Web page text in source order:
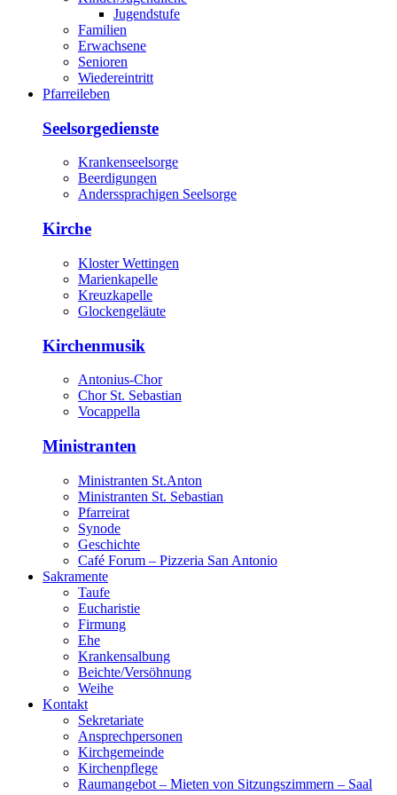
Jugendstufe
Familien
Erwachsene
Senioren
Wiedereintritt
Pfarreileben
Seelsorgedienste
Krankenseelsorge
Beerdigungen
Anderssprachigen Seelsorge
Kirche
Kloster Wettingen
Marienkapelle
Kreuzkapelle
Glockengeläute
Kirchenmusik
Antonius-Chor
Chor St. Sebastian
Vocappella
Ministranten
Ministranten St.Anton
Ministranten St. Sebastian
Pfarreirat
Synode
Geschichte
Café Forum – Pizzeria San Antonio
Sakramente
Taufe
Eucharistie
Firmung
Ehe
Krankensalbung
Beichte/Versöhnung
Weihe
Kontakt
Sekretariate
Ansprechpersonen
Kirchgemeinde
Kirchenpflege
Raumangebot – Mieten von Sitzungszimmern – Saal